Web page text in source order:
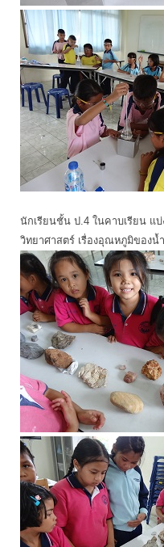
นักเรียนชั้น ป.4 ในคาบเรียน แ
วิทยาศาสตร์ เรื่องอุณหภูมิของน้